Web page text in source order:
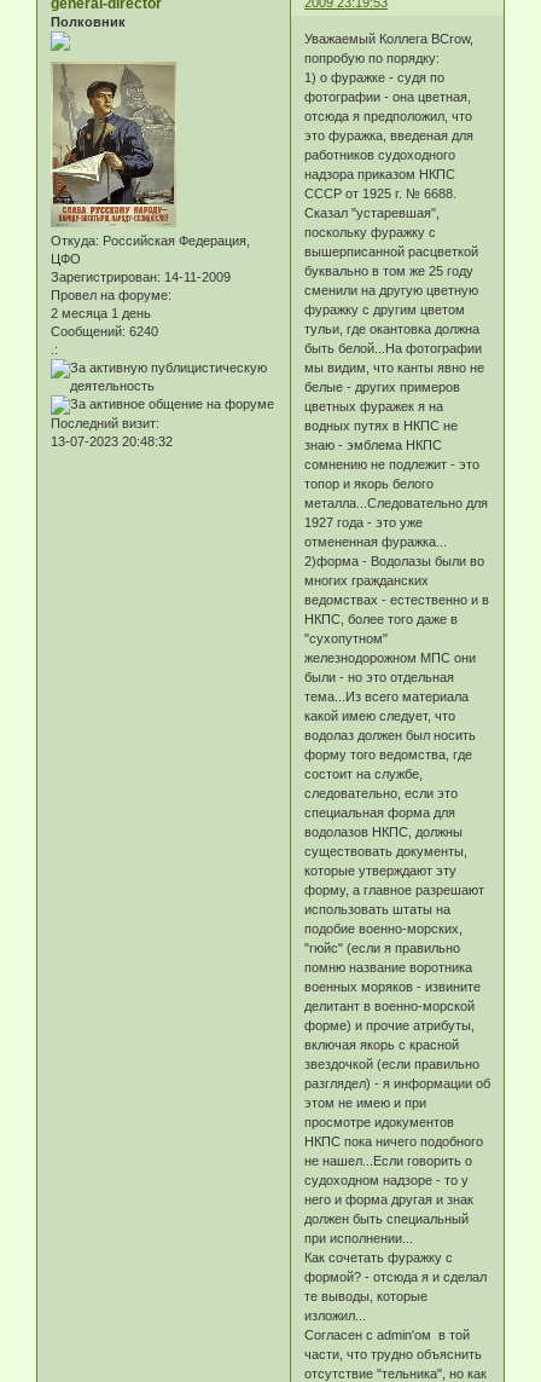
general-director
Полковник
Откуда: Российская Федерация,
ЦФО
Зарегистрирован: 14-11-2009
Провел на форуме:
2 месяца 1 день
Сообщений: 6240
.:
Последний визит:
13-07-2023 20:48:32
Уважаемый Коллега BCrow,
попробую по порядку:
1) о фуражке - судя по
фотографии - она цветная,
отсюда я предположил, что
это фуражка, введеная для
работников судоходного
надзора приказом НКПС
СССР от 1925 г. № 6688.
Сказал "устаревшая",
поскольку фуражку с
вышерписанной расцветкой
буквально в том же 25 году
сменили на другую цветную
фуражку с другим цветом
тульи, где окантовка должна
быть белой...На фотографии
мы видим, что канты явно не
белые - других примеров
цветных фуражек я на
водных путях в НКПС не
знаю - эмблема НКПС
сомнению не подлежит - это
топор и якорь белого
металла...Следовательно для
1927 года - это уже
отмененная фуражка...
2)форма - Водолазы были во
многих гражданских
ведомствах - естественно и в
НКПС, более того даже в
"сухопутном"
железнодорожном МПС они
были - но это отдельная
тема...Из всего материала
какой имею следует, что
водолаз должен был носить
форму того ведомства, где
состоит на службе,
следовательно, если это
специальная форма для
водолазов НКПС, должны
существовать документы,
которые утверждают эту
форму, а главное разрешают
использовать штаты на
подобие военно-морских,
"гюйс" (если я правильно
помню название воротника
военных моряков - извините
делитант в военно-морской
форме) и прочие атрибуты,
включая якорь с красной
звездочкой (если правильно
разглядел) - я информации об
этом не имею и при
просмотре идокументов
НКПС пока ничего подобного
не нашел...Если говорить о
судоходном надзоре - то у
него и форма другая и знак
должен быть специальный
при исполнении...
Как сочетать фуражку с
формой? - отсюда я и сделал
те выводы, которые
изложил...
Согласен с admin'ом в той
части, что трудно объяснить
отсутствие "тельника", но как